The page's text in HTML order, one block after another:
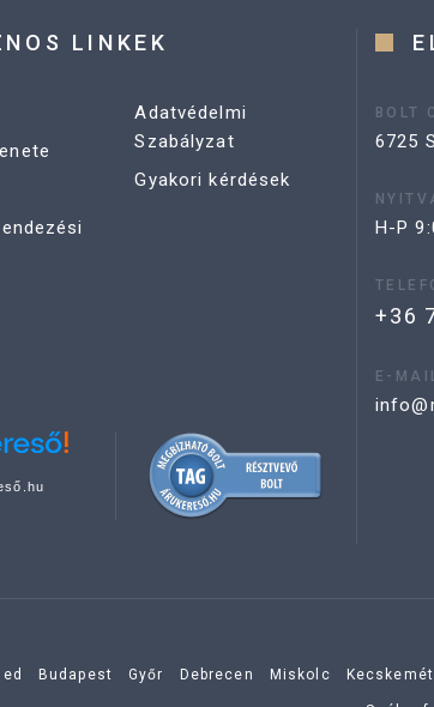
LINKEK
Adatvédelmi
Szabályzat
Gyakori kérdések
BOLT
6725
H-P
+36
E-
Budapest Győr Debrecen Miskolc Kecskemét